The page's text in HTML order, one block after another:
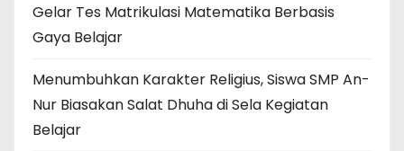
Gelar Tes Matrikulasi Matematika Berbasis
Gaya Belajar
Menumbuhkan Karakter Religius, Siswa SMP An-
Nur Biasakan Salat Dhuha di Sela Kegiatan
Belajar